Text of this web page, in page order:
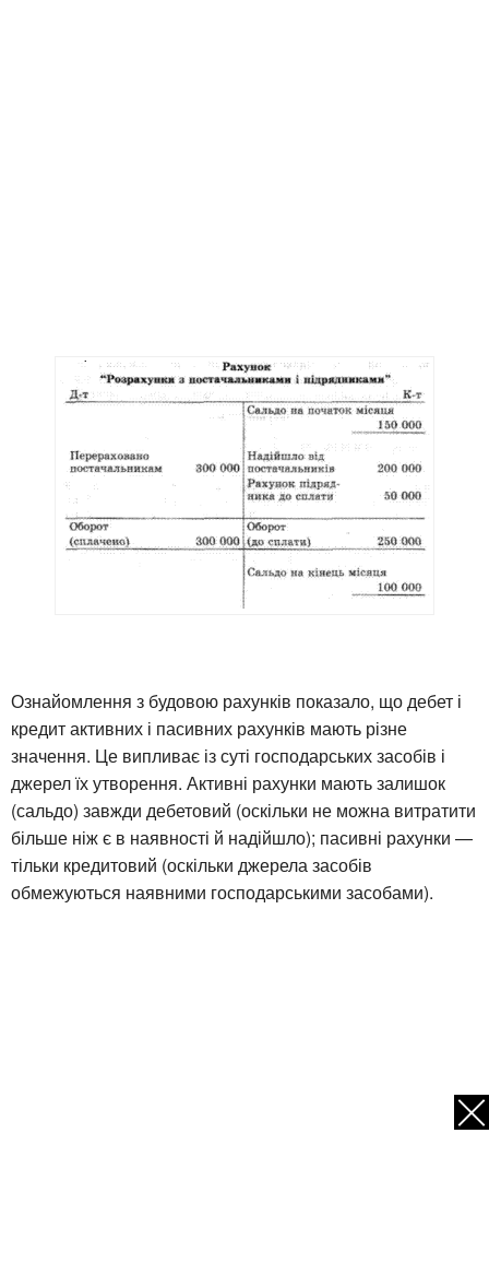
Ознайомлення з будовою рахунків показало, що дебет і
кредит активних і пасивних рахунків мають різне
значення. Це випливає із суті господарських засобів і
джерел їх утворення. Активні рахунки мають залишок
(сальдо) завжди дебетовий (оскільки не можна витратити
більше ніж є в наявності й надійшло); пасивні рахунки —
тільки кредитовий (оскільки джерела засобів
обмежуються наявними господарськими засобами).